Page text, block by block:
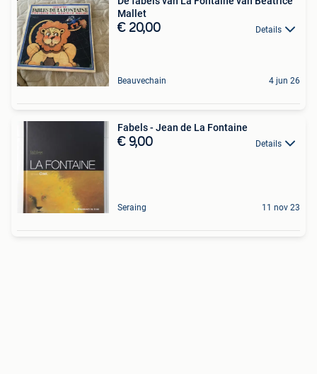
Mallet
€ 20,00 Details
Beauvechain 4 jun 26
Fabels - Jean de La Fontaine
€ 9,00 Details
Seraing 11 nov 23